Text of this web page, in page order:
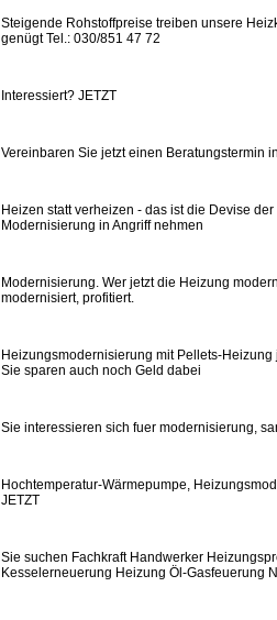
Steigende Rohstoffpreise treiben unsere
genügt Tel.: 030/851 47 72
Interessiert? JETZT
Vereinbaren Sie jetzt einen Beratungstermin
Heizen statt verheizen - das ist die Devise
Modernisierung in Angriff nehmen
Modernisierung. Wer jetzt die Heizung
modernisiert, profitiert.
Heizungsmodernisierung mit Pellets-
Sie sparen auch noch Geld dabei
Sie interessieren sich fuer modernisierung,
Hochtemperatur-Wärmepumpe,
JETZT
Sie suchen Fachkraft Handwerker
Kesselerneuerung Heizung Öl-Gasfeuerung